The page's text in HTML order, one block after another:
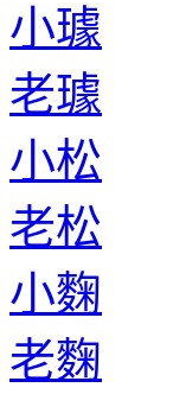
小璩
老璩
小松
老松
小麴
老麴